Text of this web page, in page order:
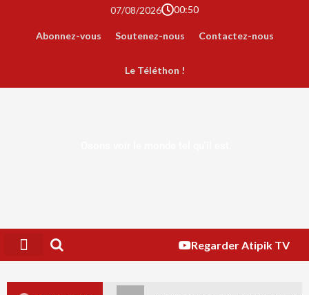
07/08/2026 00:50
Abonnez-vous Soutenez-nous Contactez-nous
Le Téléthon !
Regarder Atipik TV